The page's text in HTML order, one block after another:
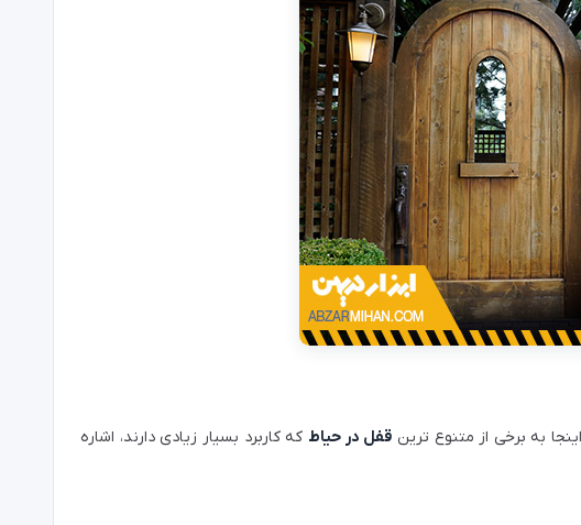
به برخی از متنوع ترین قفل در حیاط که کاربرد بسیار زیادی دارند، اشاره